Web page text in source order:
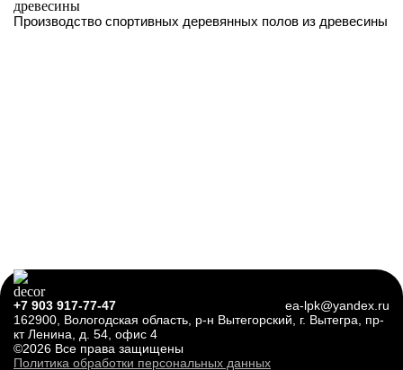
Производство спортивных деревянных полов из древесины
©2026 Все права защищены
Политика обработки персональных данных
+7 903 917-77-47
ea-lpk@yandex.ru
162900, Вологодская область, р-н Вытегорский, г. Вытегра, пр-
кт Ленина, д. 54, офис 4